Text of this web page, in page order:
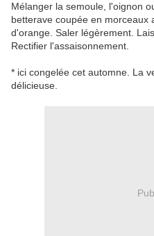
Mélanger la semoule, l'oignon
betterave coupée en morceaux
d'orange. Saler légèrement.
Rectifier l'assaisonnement.
* ici congelée cet automne. La
délicieuse.